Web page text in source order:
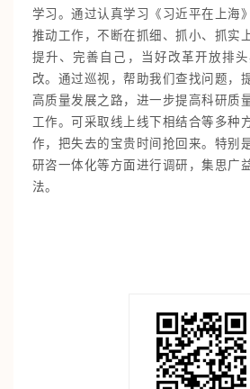
学习。通过认真学习《习近平在上海
推动工作，不断在抓细、抓小、抓实
提升、完善自己，当好改革开放排
改。通过巡视，帮助我们查找问题，
高质量发展之路，进一步提高科研质
工作。可采取线上线下相结合等多种
作，把失去的宝贵时间抢回来。特别
研咨一体化等方面进行调研，集思广
法。